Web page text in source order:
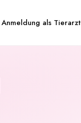
Anmeldung als Tierarzt